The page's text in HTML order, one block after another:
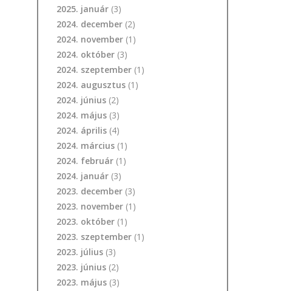
2025. január (3)
2024. december (2)
2024. november (1)
2024. október (3)
2024. szeptember (1)
2024. augusztus (1)
2024. június (2)
2024. május (3)
2024. április (4)
2024. március (1)
2024. február (1)
2024. január (3)
2023. december (3)
2023. november (1)
2023. október (1)
2023. szeptember (1)
2023. július (3)
2023. június (2)
2023. május (3)